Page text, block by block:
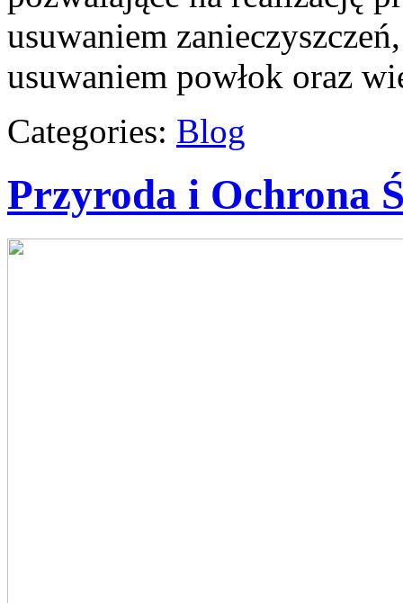
usuwaniem
usuwaniem powłok oraz
Categories: Blog
Przyroda i Ochrona